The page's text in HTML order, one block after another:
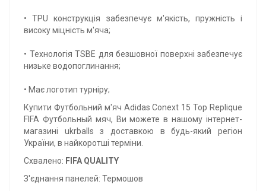
• TPU конструкція забезпечує м'якість, пружність і
високу міцність м'яча;
• Технологія TSBE для безшовної поверхні забезпечує
низьке водопоглинання;
• Має логотип турніру;
Купити Футбольний м'яч Adidas Conext 15 Top Replique
FIFA Футбольный мяч, Ви можете в нашому інтернет-
магазині ukrballs з доставкою в будь-який регіон
України, в найкоротші терміни.
Схвалено: FIFA QUALITY
З'єднання панелей: Термошов